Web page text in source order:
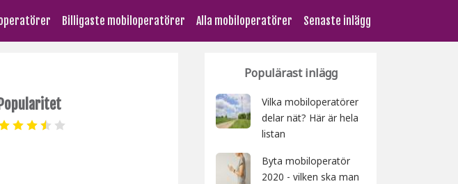
Billigaste mobiloperatörer Alla mobiloperatörer Senaste inlägg
Popularitet
Populärast inlägg
Vilka mobiloperatörer
delar nät? Här är hela
listan
Byta mobiloperatör
2020 - vilken ska man